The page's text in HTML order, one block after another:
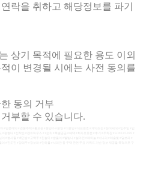
락을 취하고 해당정보를 파기
상기 목적에 필요한 용도 이외
이 변경될 시에는 사전 동의를
동의 거부
부할 수 있습니다.